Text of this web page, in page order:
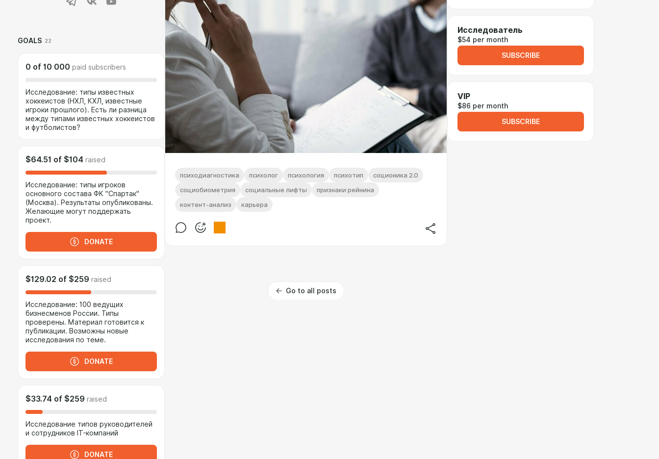
GOALS 22
0 of 10 000 paid subscribers
Исследование: типы известных
хоккеистов (НХЛ, КХЛ, известные
игроки прошлого). Есть ли разница
между типами известных хоккеистов
и футболистов?
$64.51 of $104 raised
Исследование: типы игроков
основного состава ФК "Спартак"
(Москва). Результаты опубликованы.
Желающие могут поддержать
проект.
DONATE
$129.02 of $259 raised
Исследование: 100 ведущих
бизнесменов России. Типы
проверены. Материал готовится к
публикации. Возможны новые
исследования по теме.
DONATE
$33.74 of $259 raised
Исследование типов руководителей
и сотрудников IT-компаний
DONATE
психодиагностика психолог психология психотип
соционика 2.0
социобиометрия
социальные лифты
признаки рейнина
контент-анализ
карьера
Go to all posts
Исследователь
$54 per month
SUBSCRIBE
VIP
$86 per month
SUBSCRIBE